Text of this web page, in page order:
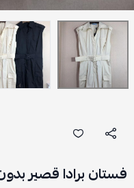
فستان برادا قصير